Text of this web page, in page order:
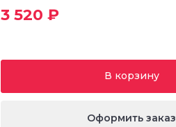
3 520 ₽
В корзину
Оформить заказ